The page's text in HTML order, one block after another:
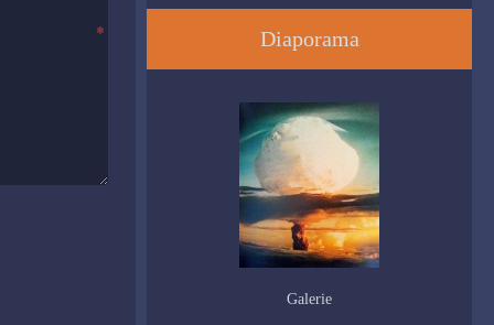
Diaporama
Galerie